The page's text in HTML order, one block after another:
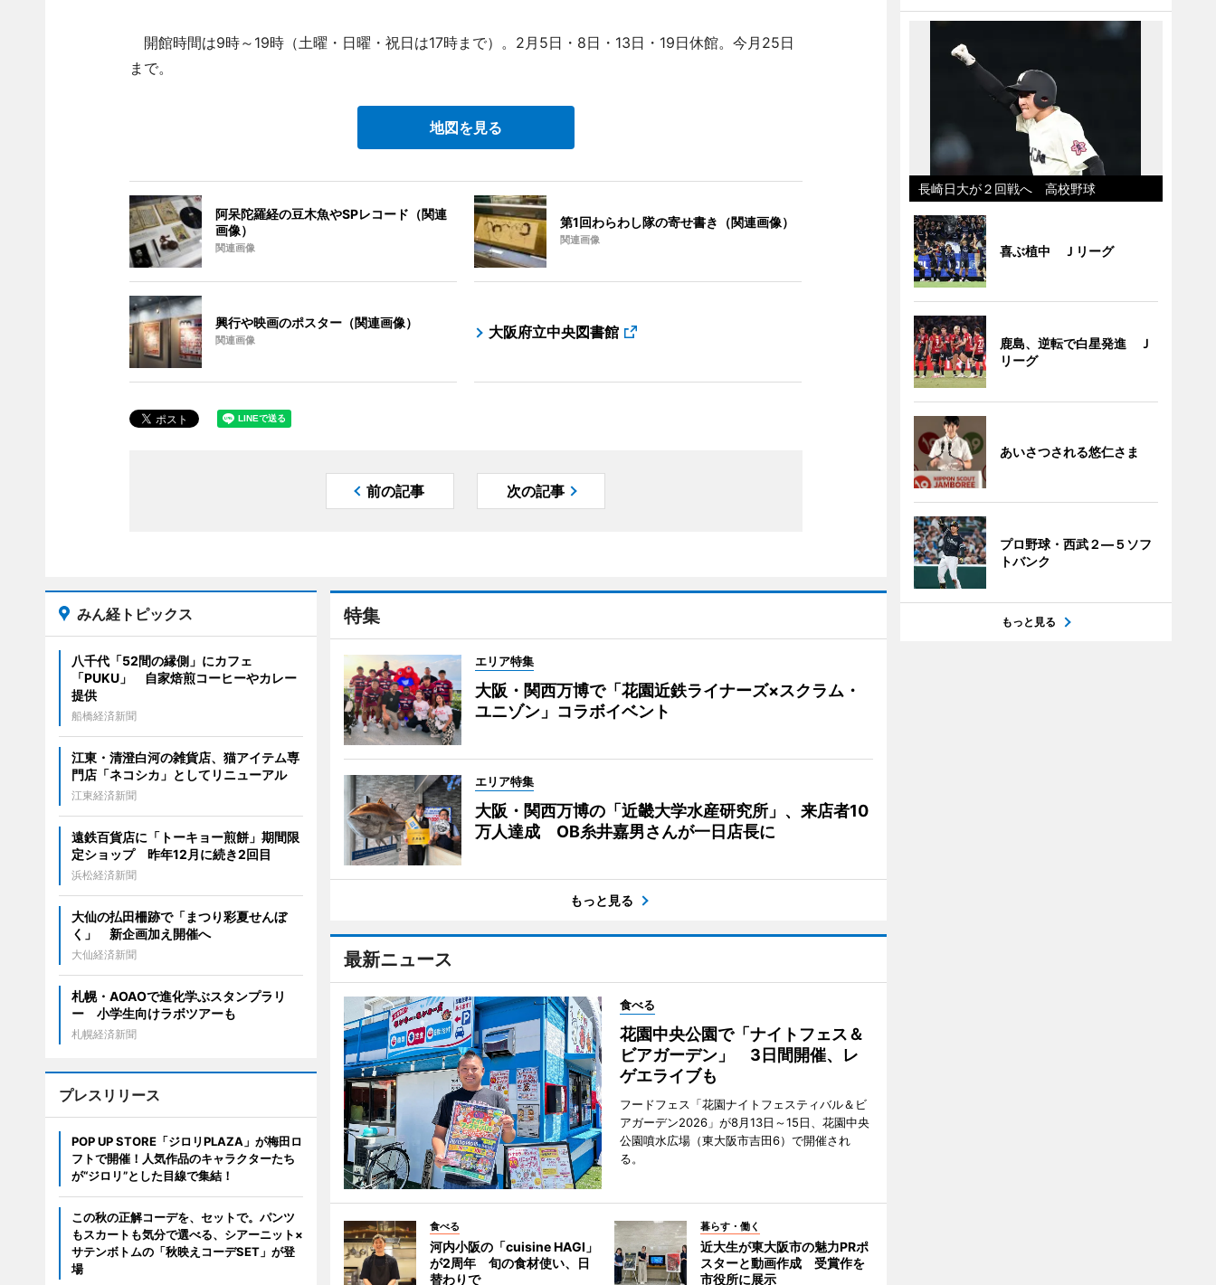
開館時間は9時～19時（土曜・日曜・祝日は17時まで）。2月5日・8日・13日・19日休館。今月25日
まで。
地図を見る
阿呆陀羅経の豆木魚やSPレコード（関連
画像）
関連画像
第1回わらわし隊の寄せ書き（関連画像）
関連画像
興行や映画のポスター（関連画像）
関連画像 大阪府立中央図書館
前の記事 次の記事
特集
エリア特集
大阪・関西万博で「花園近鉄ライナーズ×スクラム・
ユニゾン」コラボイベント
エリア特集
大阪・関西万博の「近畿大学水産研究所」、来店者10
万人達成 OB糸井嘉男さんが一日店長に
もっと見る
最新ニュース
食べる
花園中央公園で「ナイトフェス＆
ビアガーデン」 3日間開催、レ
ゲエライブも
フードフェス「花園ナイトフェスティバル＆ビ
アガーデン2026」が8月13日～15日、花園中央
公園噴水広場（東大阪市吉田6）で開催され
る。
食べる
河内小阪の「cuisine HAGI」
が2周年 旬の食材使い、日
替わりで
暮らす・働く
近大生が東大阪市の魅力PRポ
スターと動画作成 受賞作を
市役所に展示
みん経トピックス
八千代「52間の縁側」にカフェ
「PUKU」 自家焙煎コーヒーやカレー
提供
船橋経済新聞
江東・清澄白河の雑貨店、猫アイテム専
門店「ネコシカ」としてリニューアル
江東経済新聞
遠鉄百貨店に「トーキョー煎餅」期間限
定ショップ 昨年12月に続き2回目
浜松経済新聞
大仙の払田柵跡で「まつり彩夏せんぼ
く」 新企画加え開催へ
大仙経済新聞
札幌・AOAOで進化学ぶスタンプラリ
ー 小学生向けラボツアーも
札幌経済新聞
プレスリリース
POP UP STORE「ジロリPLAZA」が梅田ロ
フトで開催！人気作品のキャラクターたち
が“ジロリ”とした目線で集結！
この秋の正解コーデを、セットで。パンツ
もスカートも気分で選べる、シアーニット×
サテンボトムの「秋映えコーデSET」が登
場
長崎日大が２回戦へ 高校野球
喜ぶ植中 Ｊリーグ
鹿島、逆転で白星発進 Ｊ
リーグ
あいさつされる悠仁さま
プロ野球・西武２―５ソフ
トバンク
もっと見る